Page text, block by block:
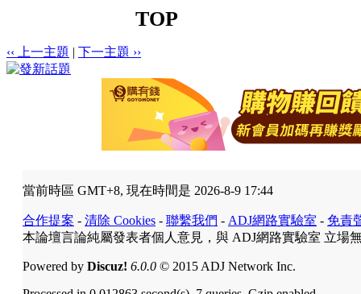
TOP
‹‹ 上一主題 | 下一主題 ››
當前時區 GMT+8, 現在時間是 2026-8-9 17:44
合作提案 - 清除 Cookies - 聯繫我們 - ADJ網路實驗室 - 免責
本論壇言論純屬發表者個人意見，與 ADJ網路實驗室 立場
Powered by Discuz! 6.0.0 © 2015 ADJ Network Inc.